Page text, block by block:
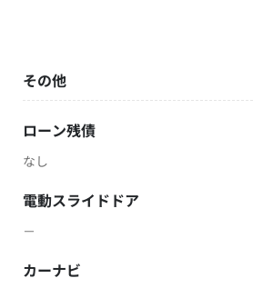
その他
ローン残債
なし
電動スライドドア
－
カーナビ